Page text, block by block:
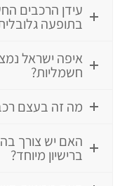
עידן הרכבים
בתופעה
איפה ישראל
חשמליות?
מה זה בעצם
האם יש צורך
ברישיון מיוחד?